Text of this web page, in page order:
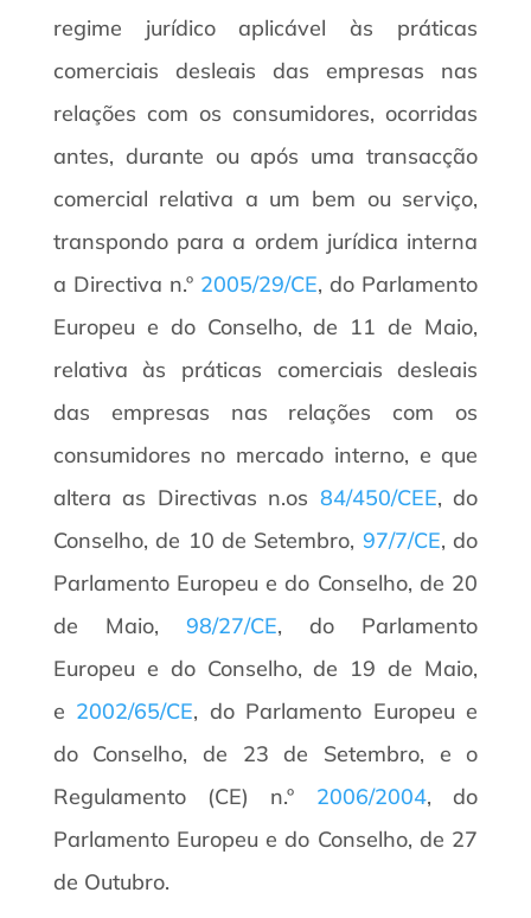
regime jurídico aplicável às práticas
comerciais desleais das empresas nas
relações com os consumidores, ocorridas
antes, durante ou após uma transacção
comercial relativa a um bem ou serviço,
transpondo para a ordem jurídica interna
a Directiva n.º 2005/29/CE, do Parlamento
Europeu e do Conselho, de 11 de Maio,
relativa às práticas comerciais desleais
das empresas nas relações com os
consumidores no mercado interno, e que
altera as Directivas n.os 84/450/CEE, do
Conselho, de 10 de Setembro, 97/7/CE, do
Parlamento Europeu e do Conselho, de 20
de Maio, 98/27/CE, do Parlamento
Europeu e do Conselho, de 19 de Maio,
e 2002/65/CE, do Parlamento Europeu e
do Conselho, de 23 de Setembro, e o
Regulamento (CE) n.º 2006/2004, do
Parlamento Europeu e do Conselho, de 27
de Outubro.